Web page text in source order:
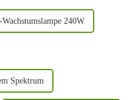
240W
Spektrum